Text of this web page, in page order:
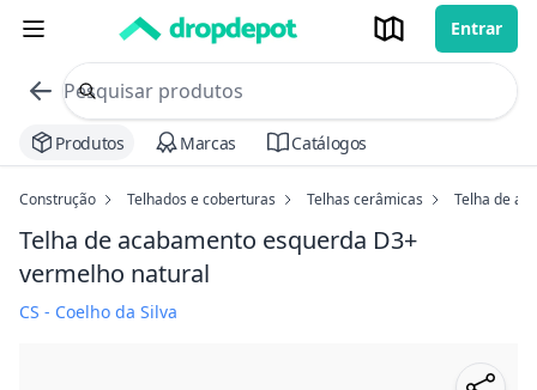
Entrar
commerce search no header
Procurar
Produtos Marcas Catálogos
Construção Telhados e coberturas Telhas cerâmicas Telha de
Telha de acabamento esquerda D3+
vermelho natural
CS - Coelho da Silva